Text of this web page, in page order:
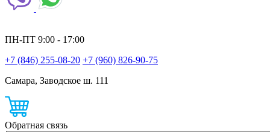
ПН-ПТ 9:00 - 17:00
+7 (846) 255-08-20 +7 (960) 826-90-75
Самара, Заводское ш. 111
Обратная связь